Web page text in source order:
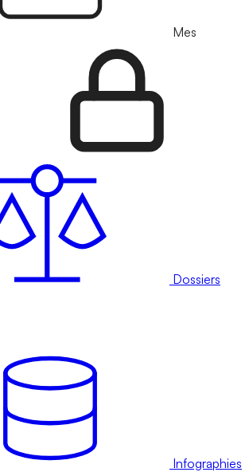
Mes
Dossiers
Infographies